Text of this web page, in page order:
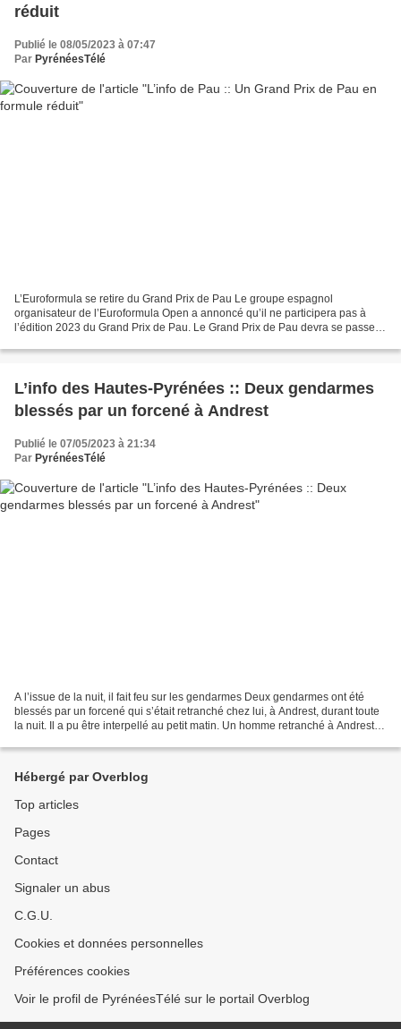
réduit
Publié le 08/05/2023 à 07:47
Par PyrénéesTélé
L’Euroformula se retire du Grand Prix de Pau Le groupe espagnol
organisateur de l’Euroformula Open a annoncé qu’il ne participera pas à
l’édition 2023 du Grand Prix de Pau. Le Grand Prix de Pau devra se passer
L’info des Hautes-Pyrénées :: Deux gendarmes
blessés par un forcené à Andrest
Publié le 07/05/2023 à 21:34
Par PyrénéesTélé
A l’issue de la nuit, il fait feu sur les gendarmes Deux gendarmes ont été
blessés par un forcené qui s’était retranché chez lui, à Andrest, durant toute
la nuit. Il a pu être interpellé au petit matin. Un homme retranché à Andrest a
Hébergé par Overblog
Top articles
Pages
Contact
Signaler un abus
C.G.U.
Cookies et données personnelles
Préférences cookies
Voir le profil de PyrénéesTélé sur le portail Overblog